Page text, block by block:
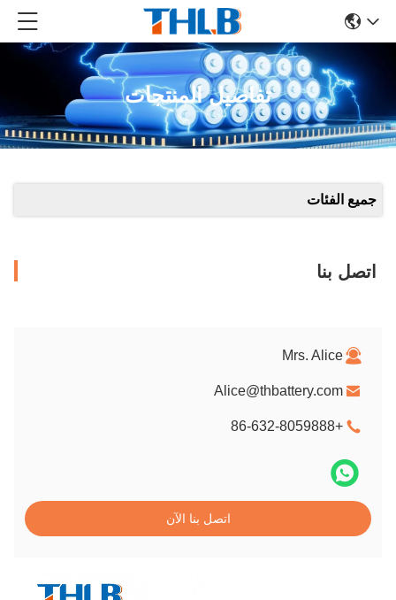
تفاصيل المنتجات
جميع الفئات
اتصل بنا
Mrs. Alice
Alice@thbattery.com
+86-632-8059888
اتصل بنا الآن